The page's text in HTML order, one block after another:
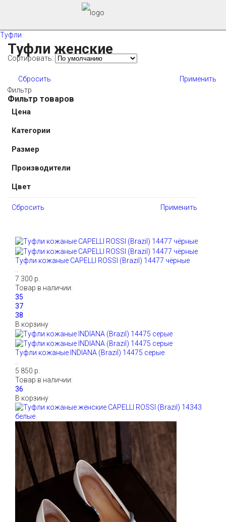
Туфли
Туфли женские
Сортировать:
Применить
Сбросить
Фильтр
Фильтр товаров
Цена
Категории
Размер
Производители
Цвет
Сбросить Применить
Туфли кожаные CAPELLI ROSSI (Brazil) 14477 чёрные
7 300 р.
Товар в наличии:
В корзину
Туфли кожаные INDIANA (Brazil) 14475 серые
5 850 р.
Товар в наличии:
В корзину